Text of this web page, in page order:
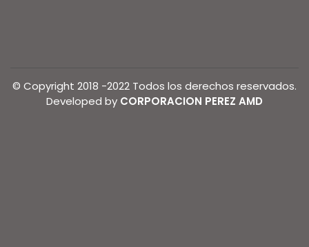
© Copyright 2018 -2022 Todos los derechos reservados.
Developed by CORPORACION PEREZ AMD